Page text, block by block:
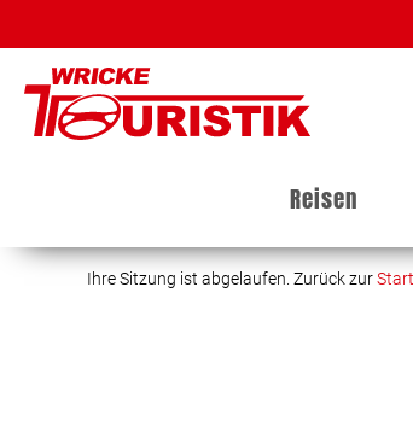
Reisen
Ihre Sitzung ist abgelaufen. Zurück zur